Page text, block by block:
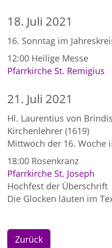
18. Juli 2021
16. Sonntag im
12:00 Heilige Messe
Pfarrkirche St. Remigius
21. Juli 2021
Hl. Laurentius von
Kirchenlehrer (1619)
Mittwoch der 16. Woche
18:00 Rosenkranz
Pfarrkirche St. Joseph
Hochfest der Überschrift
Die Glocken läuten im
Zurück